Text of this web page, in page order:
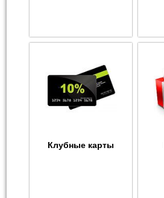
Клубные карты